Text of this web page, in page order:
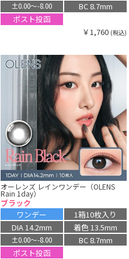
±0.00〜-8.00
BC 8.7mm
ポスト投函
￥1,760 (税込)
オーレンズ レインワンデー（OLENS
Rain 1day）
ブラック
ワンデー
1箱10枚入り
DIA 14.2mm
着色 13.5mm
±0.00〜-8.00
BC 8.7mm
ポスト投函